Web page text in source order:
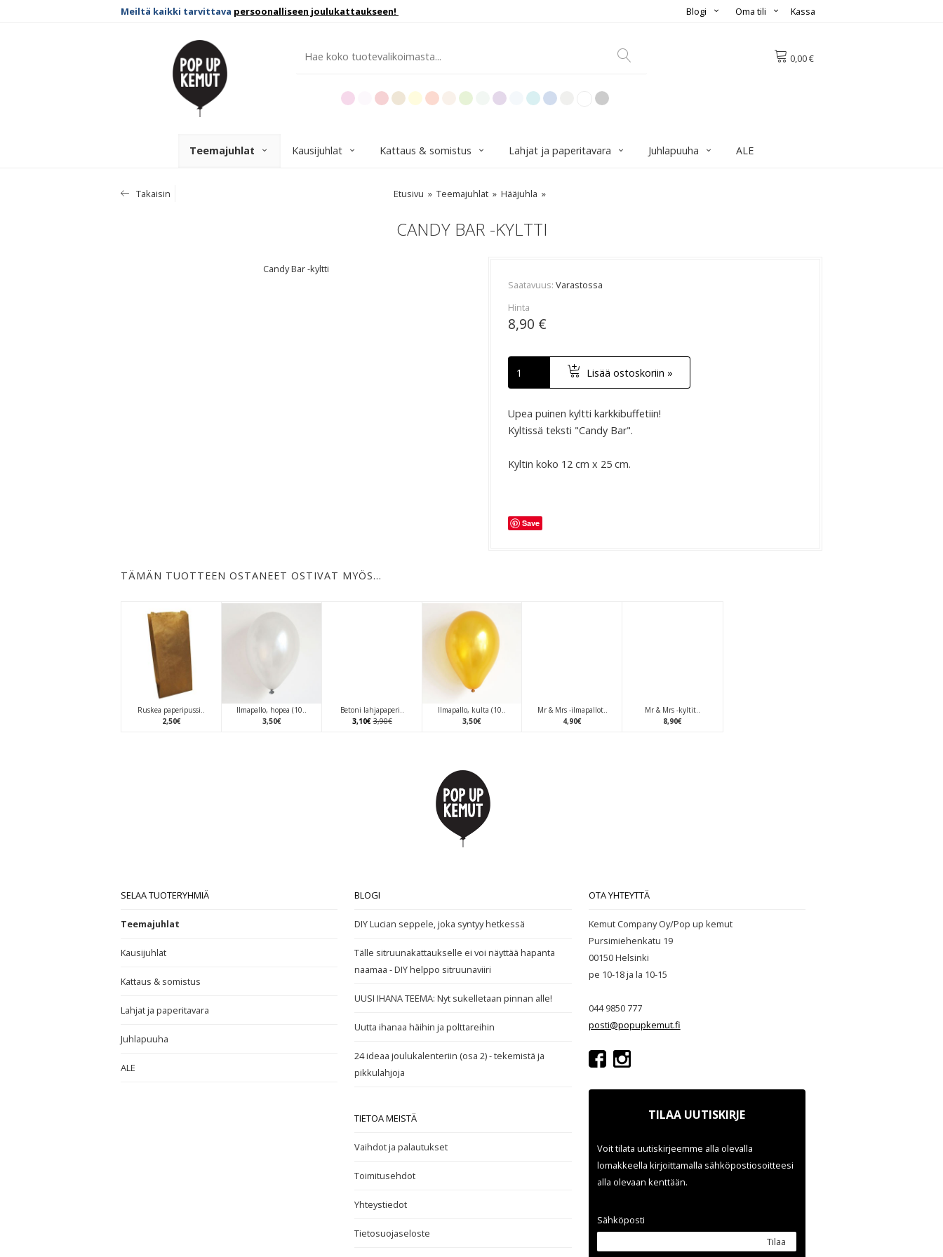
Meiltä kaikki tarvittava persoonalliseen joulukattaukseen! Kassa
Oma tili
Blogi
0,00 €
Teemajuhlat Kausijuhlat Kattaus & somistus Lahjat ja paperitavara Juhlapuuha ALE
Takaisin Etusivu Teemajuhlat Hääjuhla
CANDY BAR -KYLTTI
Candy Bar -kyltti
Saatavuus Varastossa
Hinta
8,90 €
Lisää ostoskoriin »
Upea puinen kyltti karkkibuffetiin!
Kyltissä teksti "Candy Bar".
Kyltin koko 12 cm x 25 cm.
Save
TÄMÄN TUOTTEEN OSTANEET OSTIVAT MYÖS…
Ruskea paperipussi..
2,50€
Ilmapallo, hopea (10..
3,50€
Betoni lahjapaperi..
3,10€ 3,90€
Ilmapallo, kulta (10..
3,50€
Mr & Mrs -ilmapallot..
4,90€
Mr & Mrs -kyltit..
8,90€
SELAA TUOTERYHMIÄ
Teemajuhlat
Kausijuhlat
Kattaus & somistus
Lahjat ja paperitavara
Juhlapuuha
ALE
BLOGI
DIY Lucian seppele, joka syntyy hetkessä
Tälle sitruunakattaukselle ei voi näyttää hapanta
naamaa - DIY helppo sitruunaviiri
UUSI IHANA TEEMA: Nyt sukelletaan pinnan alle!
Uutta ihanaa häihin ja polttareihin
24 ideaa joulukalenteriin (osa 2) - tekemistä ja
pikkulahjoja
TIETOA MEISTÄ
Vaihdot ja palautukset
Toimitusehdot
Yhteystiedot
Tietosuojaseloste
OTA YHTEYTTÄ
Kemut Company Oy/Pop up kemut
Pursimiehenkatu 19
00150 Helsinki
pe 10-18ja la 10-15
044 9850 777
posti@popupkemut.fi
TILAA UUTISKIRJE
Voit tilata uutiskirjeemme alla olevalla
lomakkeella kirjoittamalla sähköpostiosoitteesi
alla olevaan kenttään.
Sähköposti
Tilaa